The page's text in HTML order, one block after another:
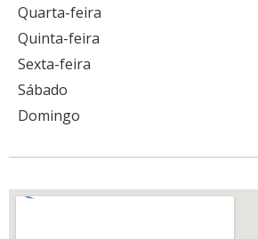
Quarta-feira
Quinta-feira
Sexta-feira
Sábado
Domingo